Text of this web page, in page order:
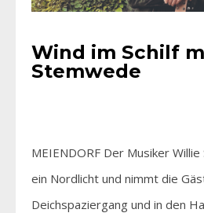
Wind im Schilf
Stemwede
MEIENDORF Der Musiker
ein Nordlicht und nimmt die
Deichspaziergang und in den